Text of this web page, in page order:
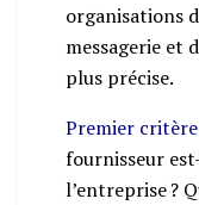
organisations
messagerie et
plus précise.
Premier
fournisseur
l’entreprise ?